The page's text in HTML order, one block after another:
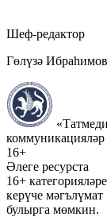
Шеф-редактор
Гөлүзә
16+
Әлеге ресурста
16+
керүче мәгълүмат
булырга мөмкин.